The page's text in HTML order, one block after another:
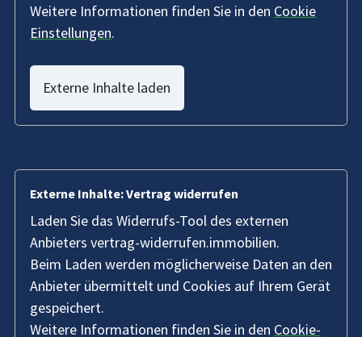
Weitere Informationen finden Sie in den Cookie
Einstellungen.
Externe Inhalte laden
Externe Inhalte: Vertrag widerrufen
Laden Sie das Widerrufs-Tool des externen
Anbieters vertrag-widerrufen.immobilien.
Beim Laden werden möglicherweise Daten an den
Anbieter übermittelt und Cookies auf Ihrem Gerät
gespeichert.
Weitere Informationen finden Sie in den Cookie-